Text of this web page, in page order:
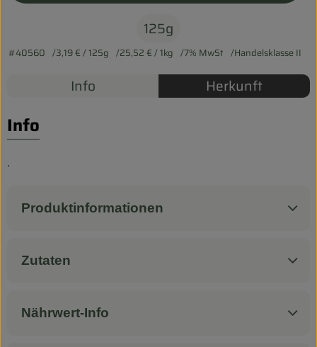
Pferdepension & Reitbetrieb
Firmenkunden
125g
#40560 3,19 €/ 125g 25,52 €/ 1kg 7% MwSt Handelsklasse II
Info Herkunft
Info
.
Produktinformationen
Zutaten
Nährwert-Info